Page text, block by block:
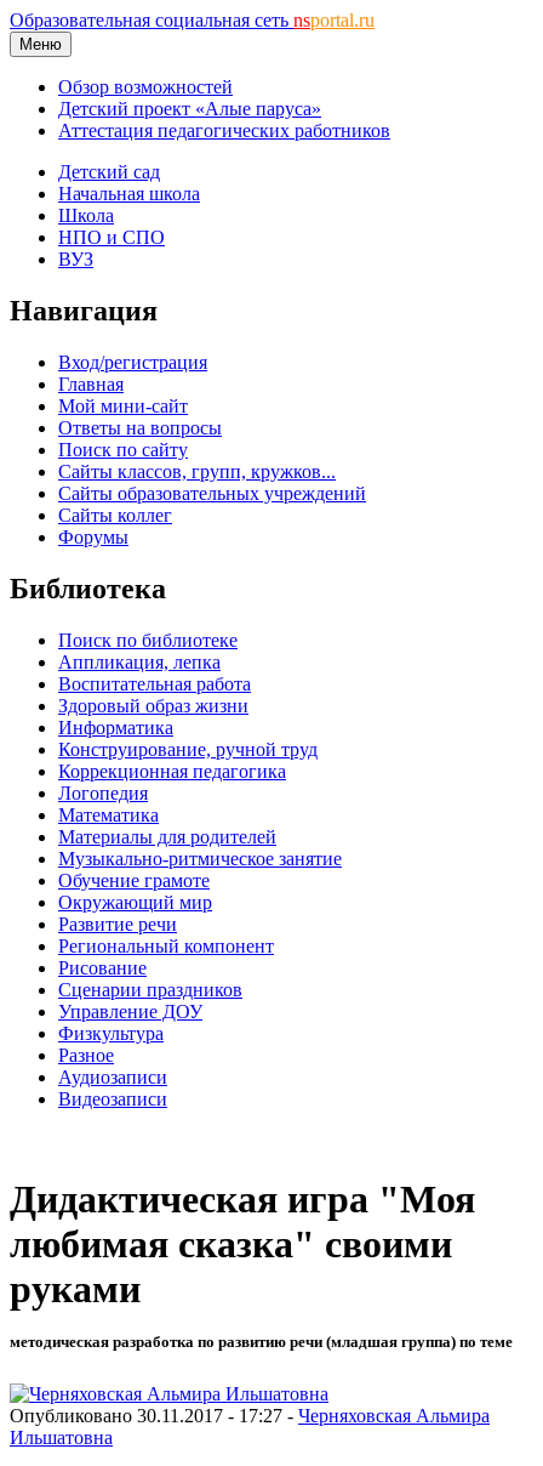
Образовательная социальная сеть nsportal.ru
Меню
Обзор возможностей
Детский проект «Алые паруса»
Аттестация педагогических работников
Детский сад
Начальная школа
Школа
НПО и СПО
ВУЗ
Навигация
Вход/регистрация
Главная
Мой мини-сайт
Ответы на вопросы
Поиск по сайту
Сайты классов, групп, кружков...
Сайты образовательных учреждений
Сайты коллег
Форумы
Библиотека
Поиск по библиотеке
Аппликация, лепка
Воспитательная работа
Здоровый образ жизни
Информатика
Конструирование, ручной труд
Коррекционная педагогика
Логопедия
Математика
Материалы для родителей
Музыкально-ритмическое занятие
Обучение грамоте
Окружающий мир
Развитие речи
Региональный компонент
Рисование
Сценарии праздников
Управление ДОУ
Физкультура
Разное
Аудиозаписи
Видеозаписи
Дидактическая игра "Моя
любимая сказка" своими
руками
методическая разработка по развитию речи (младшая группа) по теме
Опубликовано 30.11.2017 - 17:27 - Черняховская Альмира
Ильшатовна